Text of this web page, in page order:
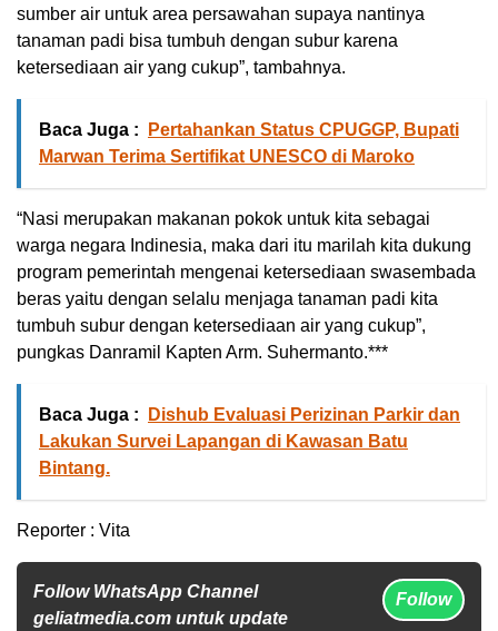
sumber air untuk area persawahan supaya nantinya
tanaman padi bisa tumbuh dengan subur karena
ketersediaan air yang cukup”, tambahnya.
Baca Juga :
Pertahankan Status CPUGGP, Bupati
Marwan Terima Sertifikat UNESCO di Maroko
“Nasi merupakan makanan pokok untuk kita sebagai
warga negara Indinesia, maka dari itu marilah kita dukung
program pemerintah mengenai ketersediaan swasembada
beras yaitu dengan selalu menjaga tanaman padi kita
tumbuh subur dengan ketersediaan air yang cukup”,
pungkas Danramil Kapten Arm. Suhermanto.***
Baca Juga :
Dishub Evaluasi Perizinan Parkir dan
Lakukan Survei Lapangan di Kawasan Batu
Bintang.
Reporter : Vita
Follow WhatsApp Channel
geliatmedia.com untuk update
Follow